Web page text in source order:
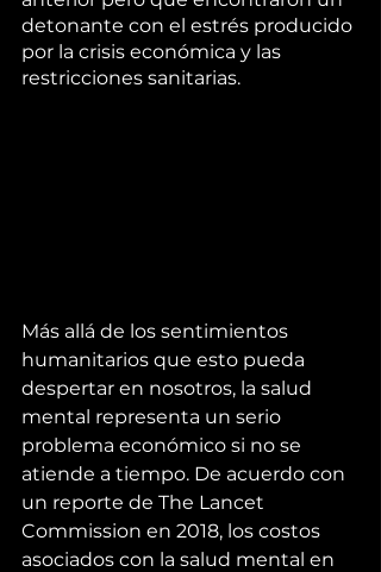
detonante con el estrés producido
por la crisis económica y las
restricciones sanitarias.
Más allá de los sentimientos
humanitarios que esto pueda
despertar en nosotros, la salud
mental representa un serio
problema económico si no se
atiende a tiempo. De acuerdo con
un reporte de The Lancet
Commission en 2018, los costos
asociados con la salud mental en